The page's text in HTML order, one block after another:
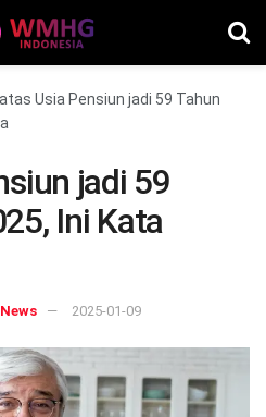
Usia Pensiun jadi 59 Tahun
jadi 59
Ini Kata
2025-01-09